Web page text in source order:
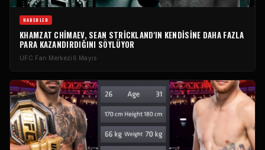
HABERLER
KHAMZAT CHIMAEV, SEAN STRICKLAND'IN KENDISINE DAHA FAZLA
PARA KAZANDIRDIĞINI SÖYLÜYOR
UFC Fan Merkezi 6 Mayıs